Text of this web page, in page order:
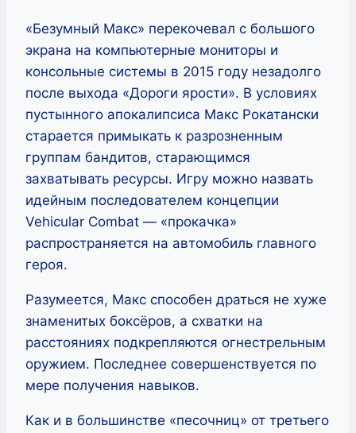
«Безумный Макс» перекочевал с большого
экрана на компьютерные мониторы и
консольные системы в 2015 году незадолго
после выхода «Дороги ярости». В условиях
пустынного апокалипсиса Макс Рокатански
старается примыкать к разрозненным
группам бандитов, старающимся
захватывать ресурсы. Игру можно назвать
идейным последователем концепции
Vehicular Combat — «прокачка»
распространяется на автомобиль главного
героя.
Разумеется, Макс способен драться не хуже
знаменитых боксёров, а схватки на
расстояниях подкрепляются огнестрельным
оружием. Последнее совершенствуется по
мере получения навыков.
Как и в большинстве «песочниц» от третьего